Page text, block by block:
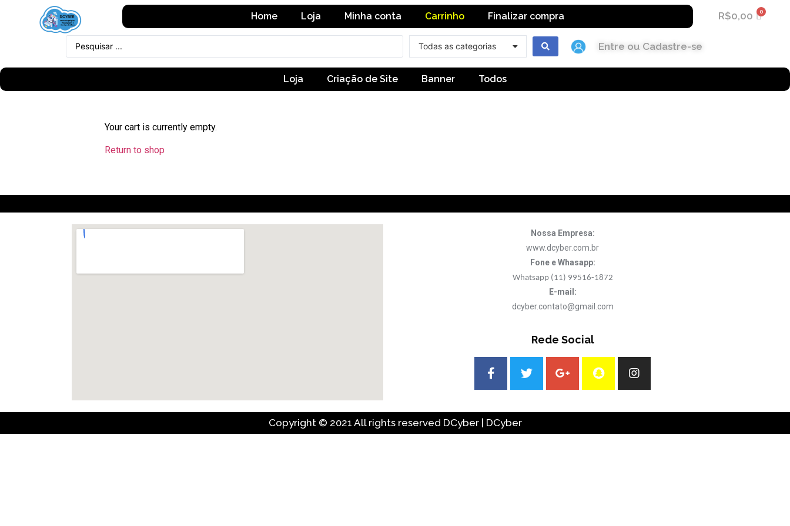
Home Loja Minha conta Carrinho Finalizar compra R$0,00
Entre ou Cadastre-se
Loja Criação de Site Banner Todos
Your cart is currently empty.
Return to shop
Nossa Empresa:
www.dcyber.com.br
Fone e Whasapp:
Whatsapp (11) 99516-1872
E-mail:
dcyber.contato@gmail.com
Rede Social
Copyright © 2021 All rights reserved DCyber | DCyber